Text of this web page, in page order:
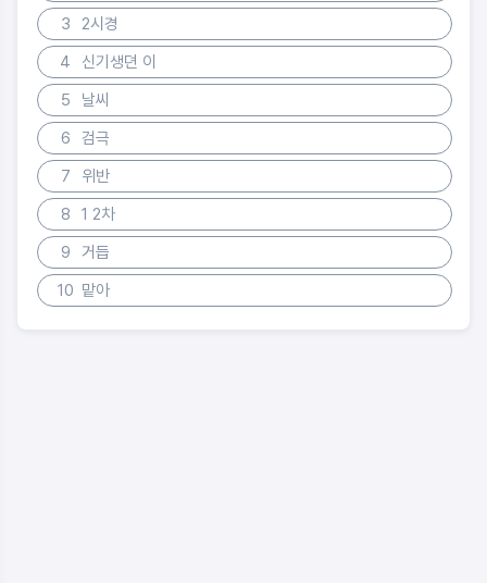
3
2시경
4
신기생뎐 이
5
날씨
6
검극
7
위반
8
1 2차
9
거듭
10 맡아